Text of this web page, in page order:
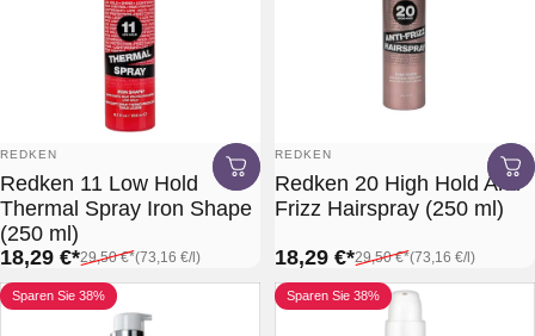
Anbieter:
REDKEN
Redken 11 Low Hold
Thermal Spray Iron Shape
(250 ml)
Verkaufspreis*
18,29 €*
Normaler Preis*
29,50 €*
Grundpreis (73,16 €/
pro l)
Anbieter:
REDKEN
Redken 20 High Hold Anti
Frizz Hairspray (250 ml)
Verkaufspreis*
18,29 €*
Normaler Preis*
29,50 €*
Grundpreis (73,16 €/
pro l)
Sparen Sie 38% Sparen Sie 38%